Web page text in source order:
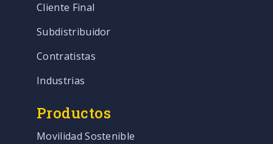
Cliente Final
Subdistribuidor
Contratistas
Industrias
Productos
Movilidad Sostenible